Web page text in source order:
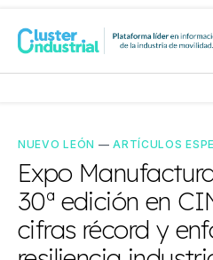
NUEVO LEÓN —ARTÍCULOS
Expo
30ª edición en
cifras récord y